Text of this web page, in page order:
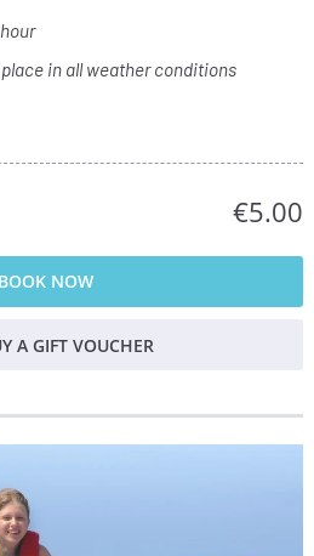
in all weather conditions
€5.00
BOOK NOW
A GIFT VOUCHER